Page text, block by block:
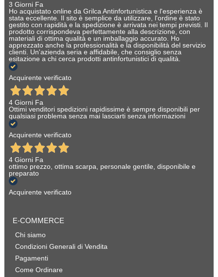
3 Giorni Fa
Ho acquistato online da Grilca Antinfortunistica e l'esperienza è
stata eccellente. Il sito è semplice da utilizzare, l'ordine è stato
gestito con rapidità e la spedizione è arrivata nei tempi previsti. Il
prodotto corrispondeva perfettamente alla descrizione, con
materiali di ottima qualità e un imballaggio accurato. Ho
apprezzato anche la professionalità e la disponibilità del servizio
clienti. Un'azienda seria e affidabile, che consiglio senza
esitazione a chi cerca prodotti antinfortunistici di qualità.
Acquirente verificato
4 Giorni Fa
Ottimi venditori spedizioni rapidissime è sempre disponibili per
qualsiasi problema senza mai lasciarti senza informazioni
Acquirente verificato
4 Giorni Fa
ottimo prezzo, ottima scarpa, personale gentile, disponibile e
preparato
Acquirente verificato
E-COMMERCE
Chi siamo
Condizioni Generali di Vendita
Pagamenti
Come Ordinare